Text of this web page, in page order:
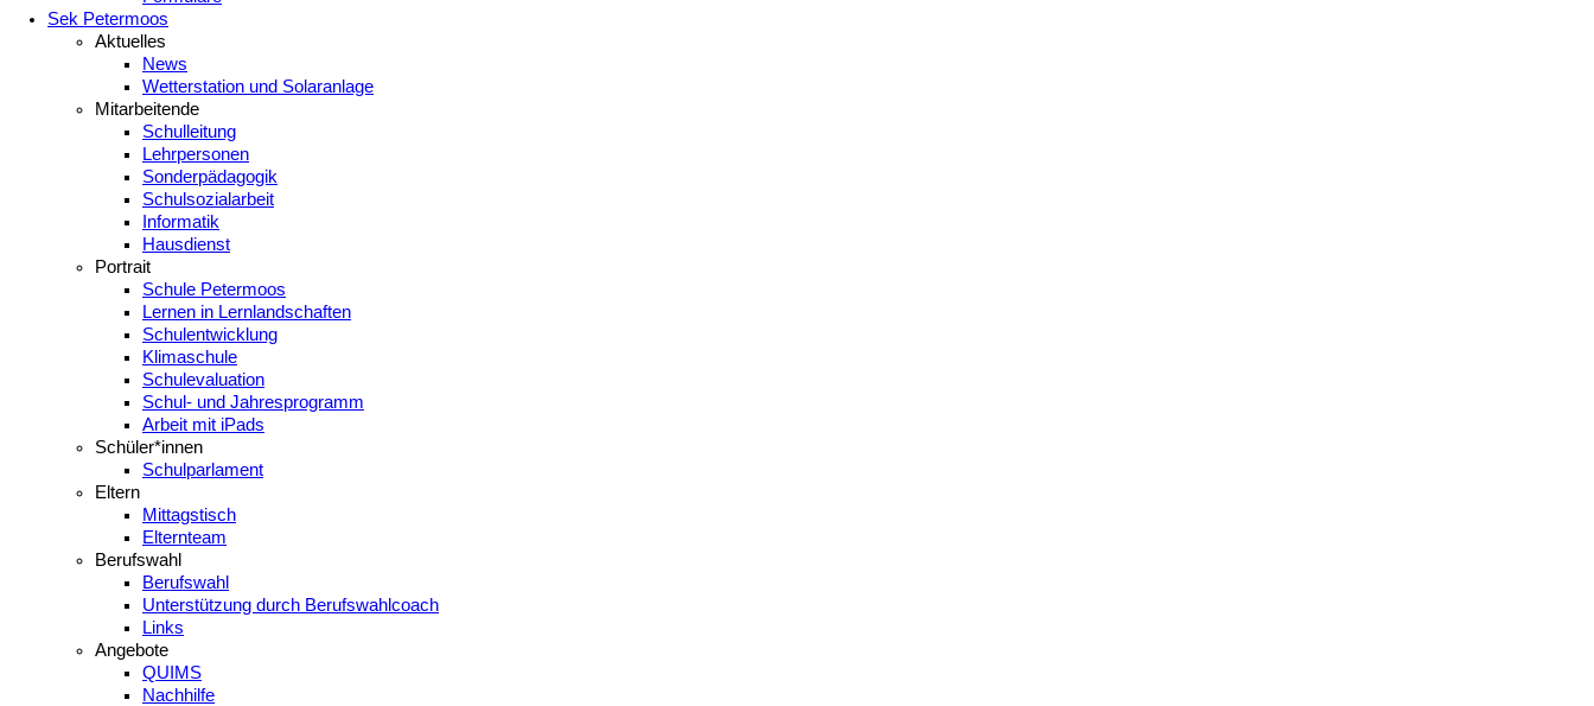
Sek Petermoos
Aktuelles
News
Wetterstation und Solaranlage
Mitarbeitende
Schulleitung
Lehrpersonen
Sonderpädagogik
Schulsozialarbeit
Informatik
Hausdienst
Portrait
Schule Petermoos
Lernen in Lernlandschaften
Schulentwicklung
Klimaschule
Schulevaluation
Schul- und Jahresprogramm
Arbeit mit iPads
Schüler*innen
Schulparlament
Eltern
Mittagstisch
Elternteam
Berufswahl
Berufswahl
Unterstützung durch Berufswahlcoach
Links
Angebote
QUIMS
Nachhilfe